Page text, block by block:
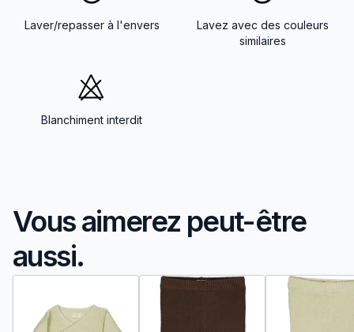
Laver/repasser à l'envers
Lavez avec des couleurs
similaires
Blanchiment interdit
Vous aimerez peut-être
aussi.